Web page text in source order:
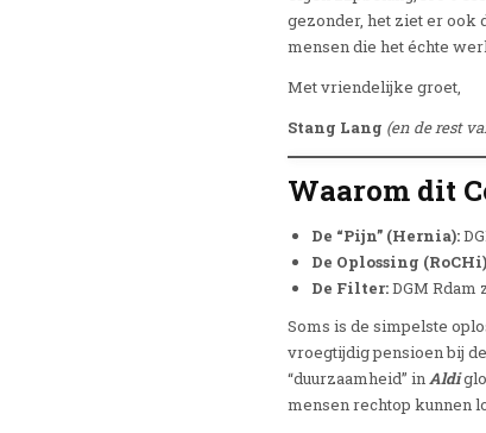
gezonder, het ziet er ook
mensen die het échte
Met vriendelijke groet,
Stang Lang (en de rest
Waarom dit
De “Pijn” (Hernia):
De Oplossing
De Filter:DGM Rdam
Soms is de simpelste
vroegtijdig pensioen bij
“duurzaamheid” in Aldi
mensen rechtop kunnen